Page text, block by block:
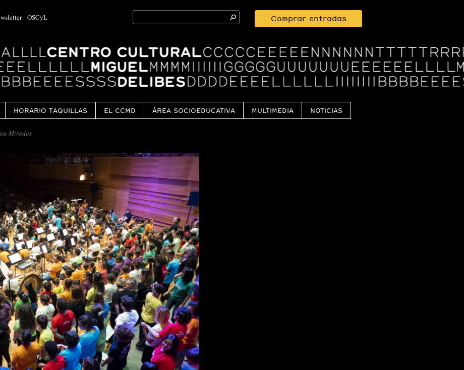
OSCyL
Search
for:
Comprar entradas
HORARIO TAQUILLAS EL CCMD ÁREA SOCIOEDUCATIVA MULTIMEDIA NOTICIAS
Miradas